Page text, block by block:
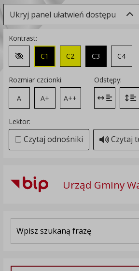
Ukryj panel ułatwień dostępu
Kontrast:
Zmień kontrast na domyślny
C1 C2 C3 C4
Rozmiar czcionki:
A
A+ A++
Odstępy:
Zmień
Lektor:
Czytaj odnośniki Czytaj
Urząd Gminy